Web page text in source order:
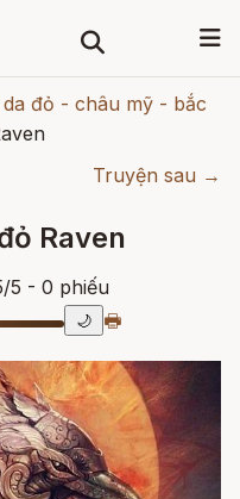
đỏ - châu mỹ - bắc
Truyện sau →
Raven
/5 - 0 phiếu
🌙 🖶